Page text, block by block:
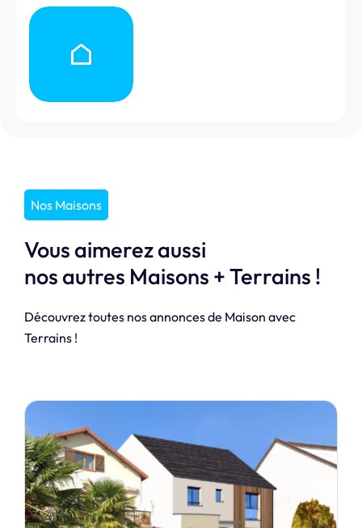
Nos Maisons
Vous aimerez aussi
nos autres Maisons + Terrains !
Découvrez toutes nos annonces de Maison avec
Terrains !